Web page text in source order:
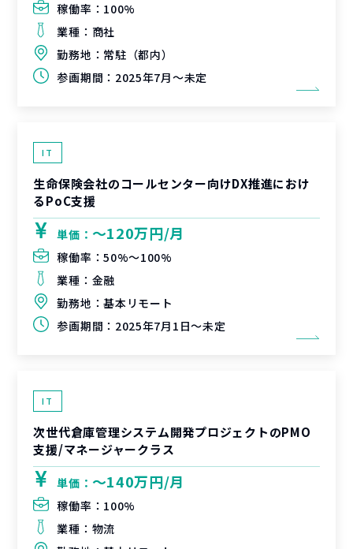
稼働率： 100%
業種： 商社
勤務地： 常駐（都内）
参画期間： 2025年7月～未定
IT
生命保険会社のコールセンター向けDX推進におけ
るPoC支援
単価： 〜120万円/月
稼働率：50%〜100%
業種： 金融
勤務地：基本リモート
参画期間： 2025年7月1日～未定
IT
次世代倉庫管理システム開発プロジェクトのPMO
支援/マネージャークラス
単価： 〜140万円/月
稼働率： 100%
業種： 物流